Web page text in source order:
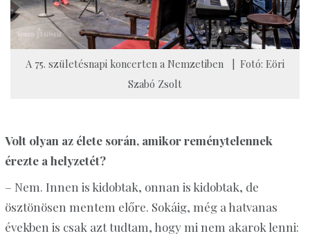
A 75. születésnapi koncerten a Nemzetiben | Fotó: Eöri
Szabó Zsolt
Volt olyan az élete során, amikor reménytelennek
érezte a helyzetét?
– Nem. Innen is kidobtak, onnan is kidobtak, de
ösztönösen mentem előre. Sokáig, még a hatvanas
években is csak azt tudtam, hogy mi nem akarok lenni: